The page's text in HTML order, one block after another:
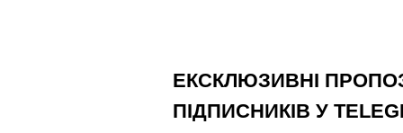
ЕКСКЛЮЗИВНІ
ПІДПИСНИКІВ У